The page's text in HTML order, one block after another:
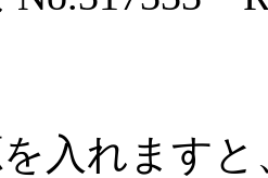
入れます